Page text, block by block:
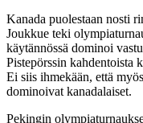
Kanada puolestaan nosti
Joukkue teki
käytännössä dominoi
Pistepörssin kahdentoista
Ei siis ihmekään, että
dominoivat kanadalaiset.
Pekingin